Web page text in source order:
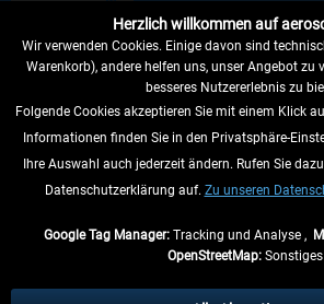
VERTRAG WIDERRUFEN
INFORMATIONEN
Herzlich willkommen auf
Wir verwenden Cookies. Einige davon sind
Warenkorb), andere helfen uns, unser Angebot zu
besseres Nutzererlebnis zu
Folgende Cookies akzeptieren Sie mit einem Klick
Informationen finden Sie in den Privatsphäre-
Ihre Auswahl auch jederzeit ändern. Rufen Sie
Datenschutzerklärung auf. Zu unseren
Google Tag Manager:Tracking und Analyse ,
OpenStreetMap: Sonstiges